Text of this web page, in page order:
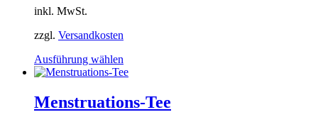
inkl. MwSt.
zzgl. Versandkosten
Ausführung wählen
Produkt
mehrere
Varianten
Menstruations-Tee